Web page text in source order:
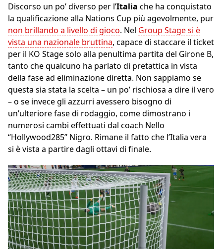
Discorso un po’ diverso per l’Italia che ha conquistato
la qualificazione alla Nations Cup più agevolmente, pur
non brillando a livello di gioco. Nel Group Stage si è
vista una nazionale bruttina, capace di staccare il ticket
per il KO Stage solo alla penultima partita del Girone B,
tanto che qualcuno ha parlato di pretattica in vista
della fase ad eliminazione diretta. Non sappiamo se
questa sia stata la scelta – un po’ rischiosa a dire il vero
– o se invece gli azzurri avessero bisogno di
un’ulteriore fase di rodaggio, come dimostrano i
numerosi cambi effettuati dal coach Nello
“Hollywood285” Nigro. Rimane il fatto che l’Italia vera
si è vista a partire dagli ottavi di finale.